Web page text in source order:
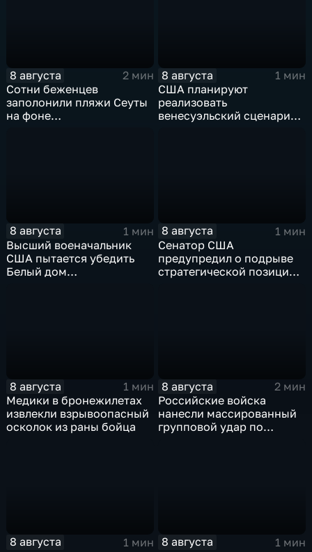
8 августа
2 мин
Сотни беженцев
заполонили пляжи Сеуты
на фоне
8 августа
1 мин
США планируют
реализовать
венесуэльский сценарий
8 августа
1 мин
Высший военачальник
США пытается убедить
Белый дом
8 августа
1 мин
Сенатор США
предупредил о подрыве
стратегической позиции
8 августа
1 мин
Медики в бронежилетах
извлекли взрывоопасный
осколок из раны бойца
8 августа
2 мин
Российские войска
нанесли массированный
групповой удар по
8 августа
1 мин
8 августа
1 мин